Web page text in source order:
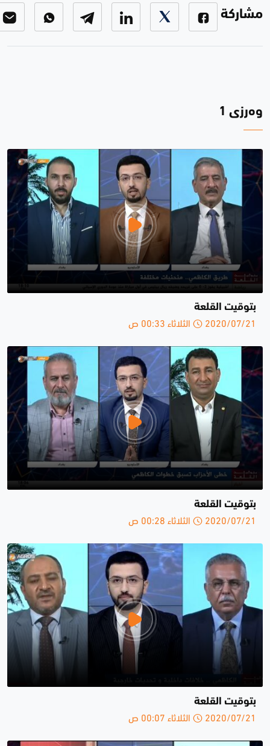
مشاركة
وەرزی 1
بتوقيت القلعة
2020/07/21 الثلاثاء 00:33 ص
بتوقيت القلعة
2020/07/21 الثلاثاء 00:28 ص
بتوقيت القلعة
2020/07/21 الثلاثاء 00:07 ص